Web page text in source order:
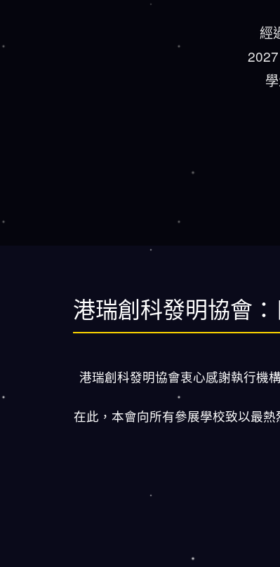
經
港瑞創科發明協會
港瑞創科發明協會衷心感謝執行機
在此，本會向所有參展學校致以最